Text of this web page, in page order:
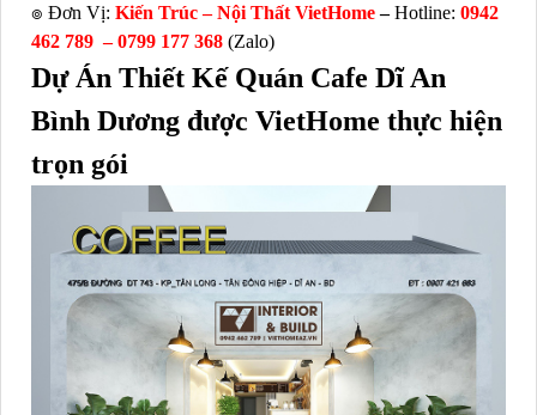
๏ Đơn Vị: Kiến Trúc – Nội Thất VietHome–Hotline: 0942
462 789 –0799 177 368 (Zalo)
Dự Án Thiết Kế Quán Cafe Dĩ An
Bình Dương được VietHome thực hiện
trọn gói